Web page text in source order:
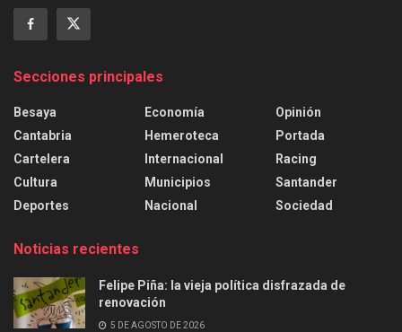
Secciones principales
Besaya
Cantabria
Cartelera
Cultura
Deportes
Economía
Hemeroteca
Internacional
Municipios
Nacional
Opinión
Portada
Racing
Santander
Sociedad
Noticias recientes
Felipe Piña: la vieja política disfrazada de
renovación
5 DE AGOSTO DE 2026